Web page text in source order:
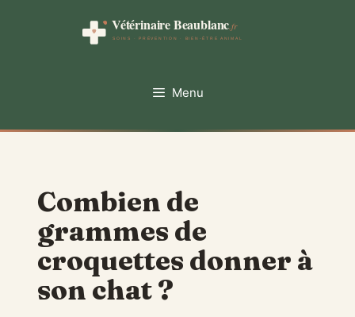
Menu
Combien de
grammes de
croquettes donner à
son chat ?